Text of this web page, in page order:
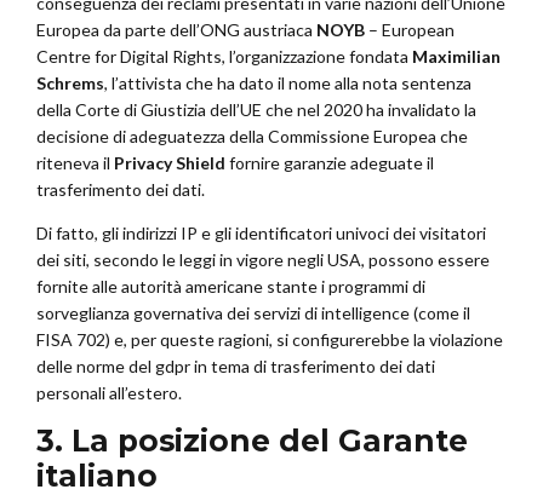
Europea da parte dell’ONG austriaca NOYB – European
Centre for Digital Rights, l’organizzazione fondata Maximilian
Schrems, l’attivista che ha dato il nome alla nota sentenza
della Corte di Giustizia dell’UE che nel 2020 ha invalidato la
decisione di adeguatezza della Commissione Europea che
riteneva il Privacy Shield fornire garanzie adeguate il
trasferimento dei dati.
Di fatto, gli indirizzi IP e gli identificatori univoci dei visitatori
dei siti, secondo le leggi in vigore negli USA, possono essere
fornite alle autorità americane stante i programmi di
sorveglianza governativa dei servizi di intelligence (come il
FISA 702) e, per queste ragioni, si configurerebbe la violazione
delle norme del gdpr in tema di trasferimento dei dati
personali all’estero.
3. La posizione del Garante
italiano